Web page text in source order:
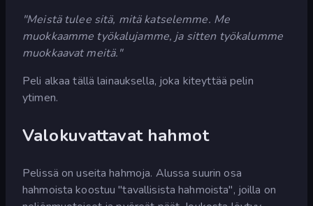
"Meistä tulee sitä, mitä katselemme. Me
muokkaamme työkalujamme, ja sitten työkalumme
muokkaavat meitä."
Peli alkaa tällä lainauksella, joka kiteyttää pelin
ytimen.
Valokuvattavat hahmot
Pelissä on useita hahmoja. Alussa suurin osa
hahmoista koostuu "tavallisista hahmoista", joilla on